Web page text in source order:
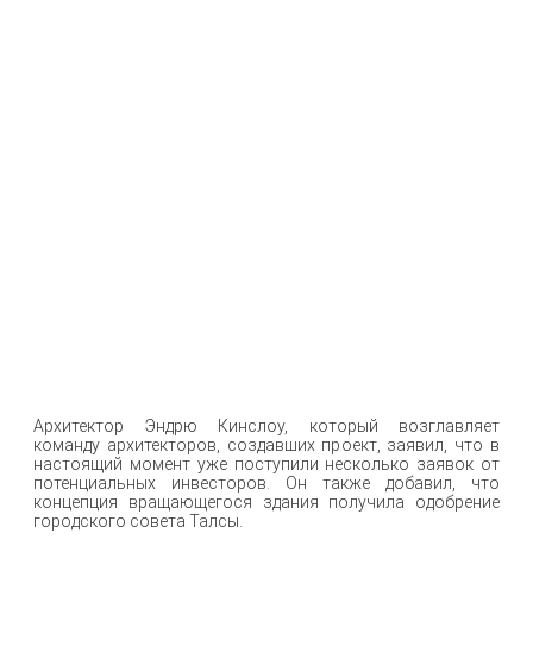
Архитектор Эндрю Кинслоу, который возглавляет
команду архитекторов, создавших проект, заявил, что в
настоящий момент уже поступили несколько заявок от
потенциальных инвесторов. Он также добавил, что
концепция вращающегося здания получила одобрение
городского совета Талсы.